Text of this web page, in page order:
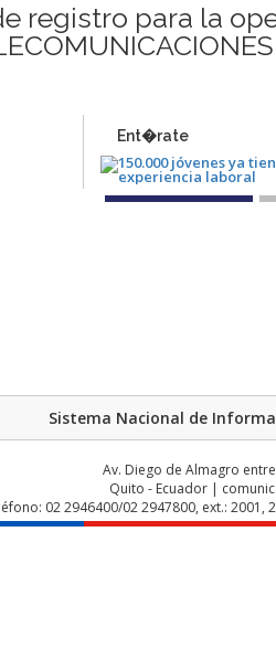
registro para la
Ent�rate
Sistema Nacional de
Av. Diego de Almagro
Quito - Ecuador |
02 2946400/02 2947800, ext.: 2001,